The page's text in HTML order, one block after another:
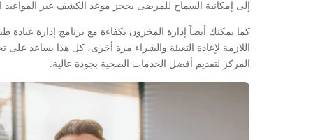
إلى إمكانية السماح للمرضى بحجز موعد الكشف عبر المواعيد
كما يمكنك أيضاً إدارة المخزون بكفاءة مع برنامج إدارة
اللازمة لإعادة التعبئة والشراء مرة أخرى، كل هذا يساعد
المركز لتقديم أفضل الخدمات الصحية بجودة عالية.